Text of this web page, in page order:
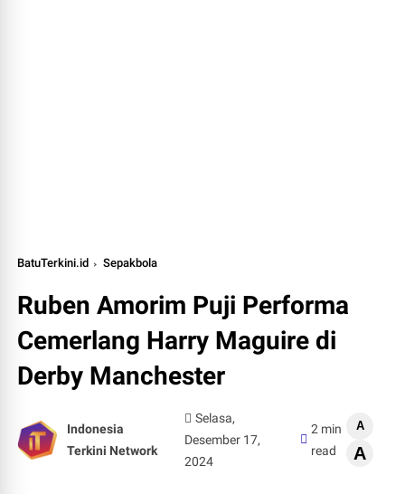
BatuTerkini.id Sepakbola
Ruben Amorim Puji Performa
Cemerlang Harry Maguire di
Derby Manchester
Indonesia
Terkini Network
Selasa,
Desember 17,
2024
2 min
read
A
A